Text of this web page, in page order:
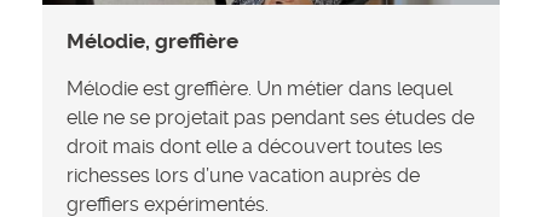
Mélodie, greffière
Mélodie est greffière. Un métier dans lequel
elle ne se projetait pas pendant ses études de
droit mais dont elle a découvert toutes les
richesses lors d’une vacation auprès de
greffiers expérimentés.